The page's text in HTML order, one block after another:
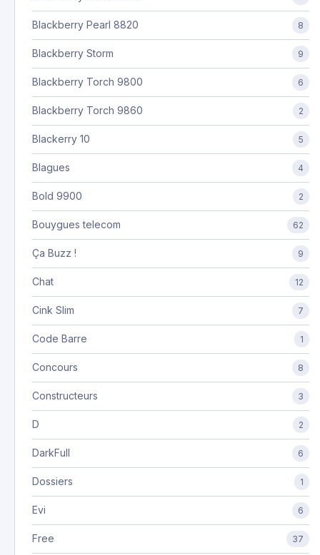
Blackberry Pearl 8820 8
Blackberry Storm 9
Blackberry Torch 9800 6
Blackberry Torch 9860 2
Blackerry 10 5
Blagues 4
Bold 9900 2
Bouygues telecom 62
Ça Buzz ! 9
Chat 12
Cink Slim 7
Code Barre 1
Concours 8
Constructeurs 3
D 2
DarkFull 6
Dossiers 1
Evi 6
Free 37